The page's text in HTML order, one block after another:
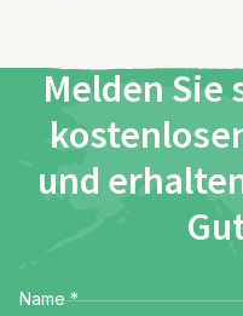
Melden Sie
und
Name *